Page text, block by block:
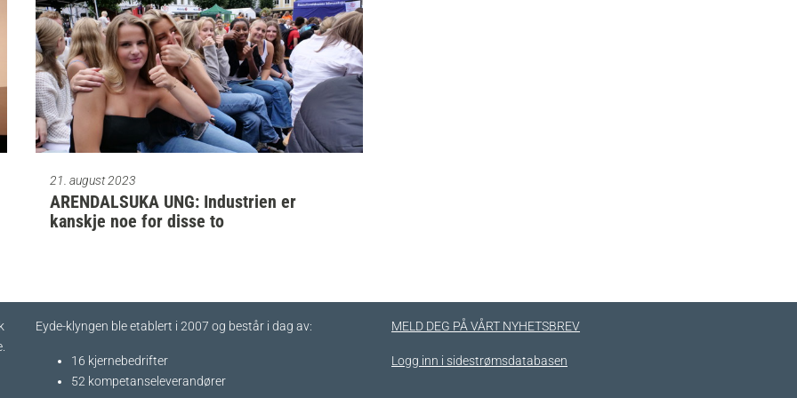
21. august 2023
ARENDALSUKA UNG: Industrien er
kanskje noe for disse to
Eyde-klyngen ble etablert i 2007 og består i dag av:
16 kjernebedrifter​
52 kompetanseleverandører
MELD DEG PÅ VÅRT NYHETSBREV
Logg inn i sidestrømsdatabasen